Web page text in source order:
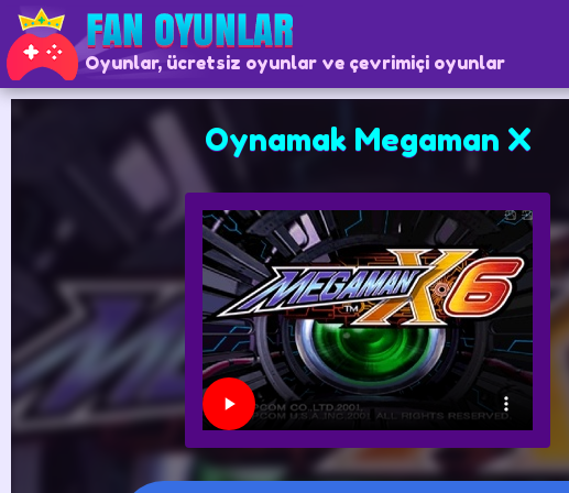
Oyunlar, ücretsiz oyunlar ve çevrimiçi oyunlar
Oynamak Megaman X